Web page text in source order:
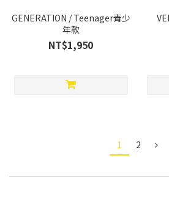
GENERATION / Teenager青少
年款
NT$1,950
1 2